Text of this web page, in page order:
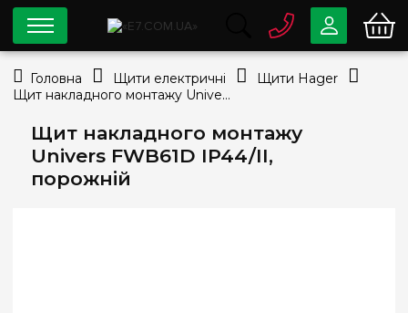
Щит накладного монтажу
Univers FWB61D IP44/II,
порожній
0 800 33-63-07
Безкоштовно
info@e7.com.ua
044334-79-78
Viber Telegram
Головна Щити електричні
Щити Hager
Щит накладного монтажу Univers FWB61D IP44/II, порожній